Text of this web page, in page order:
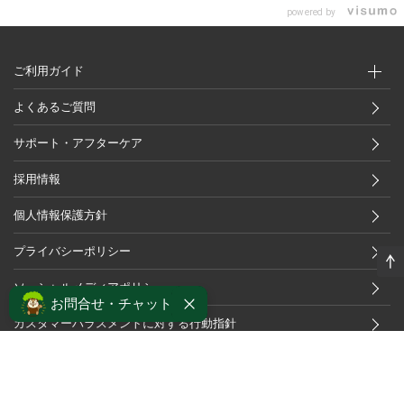
powered by
ご利用ガイド
よくあるご質問
サポート・アフターケア
採用情報
個人情報保護方針
プライバシーポリシー
ソーシャルメディアポリシー
カスタマーハラスメントに対する行動指針
お問合せ・チャット